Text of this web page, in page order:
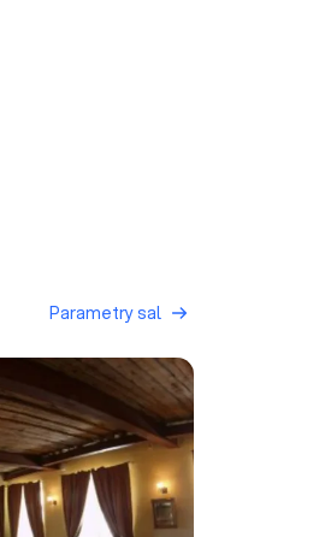
Parametry sal